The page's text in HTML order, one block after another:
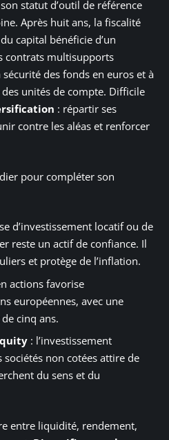
statut d’outil de référence
Après huit ans, la fiscalité
capital bénéficie d’un
contrats multisupports
des fonds en euros et à
unités de compte. Difficile
: répartir ses
contre les aléas et renforcer
pour compléter son
d’investissement locatif ou de
reste un actif de confiance. Il
et protège de l’inflation.
actions favorise
européennes, avec une
cinq ans.
: l’investissement
sociétés non cotées attire de
du sens et du
entre liquidité, rendement,